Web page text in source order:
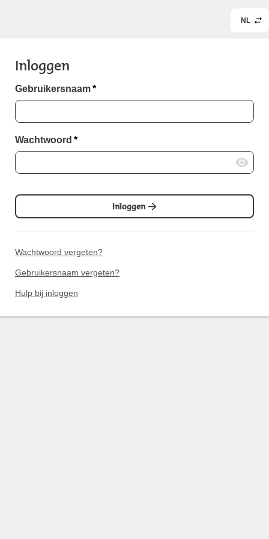
NL
Inloggen
Gebruikersnaam*
Wachtwoord *
Inloggen
Wachtwoord vergeten?
Gebruikersnaam vergeten?
Hulp bij inloggen